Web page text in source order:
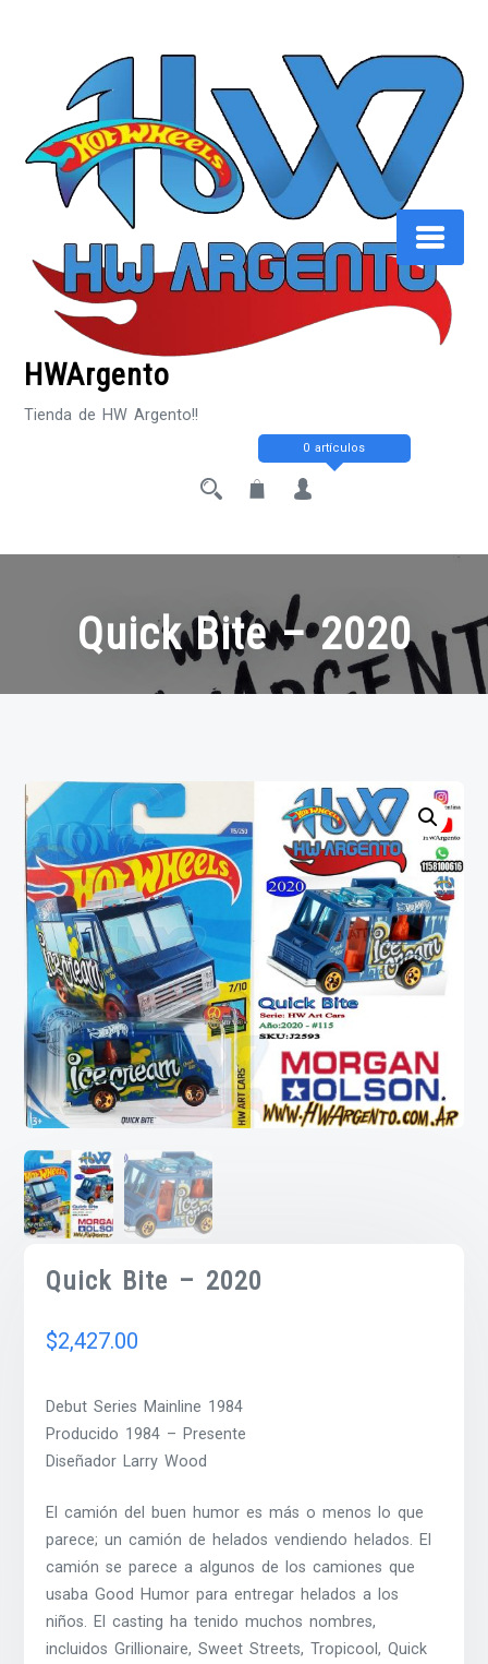
HWArgento
Tienda de HW Argento!!
0 artículos
Quick Bite – 2020
Quick Bite – 2020
$2,427.00
Debut Series Mainline 1984
Producido 1984 – Presente
Diseñador Larry Wood
El camión del buen humor es más o menos lo que
parece; un camión de helados vendiendo helados. El
camión se parece a algunos de los camiones que
usaba Good Humor para entregar helados a los
niños. El casting ha tenido muchos nombres,
incluidos Grillionaire, Sweet Streets, Tropicool, Quick